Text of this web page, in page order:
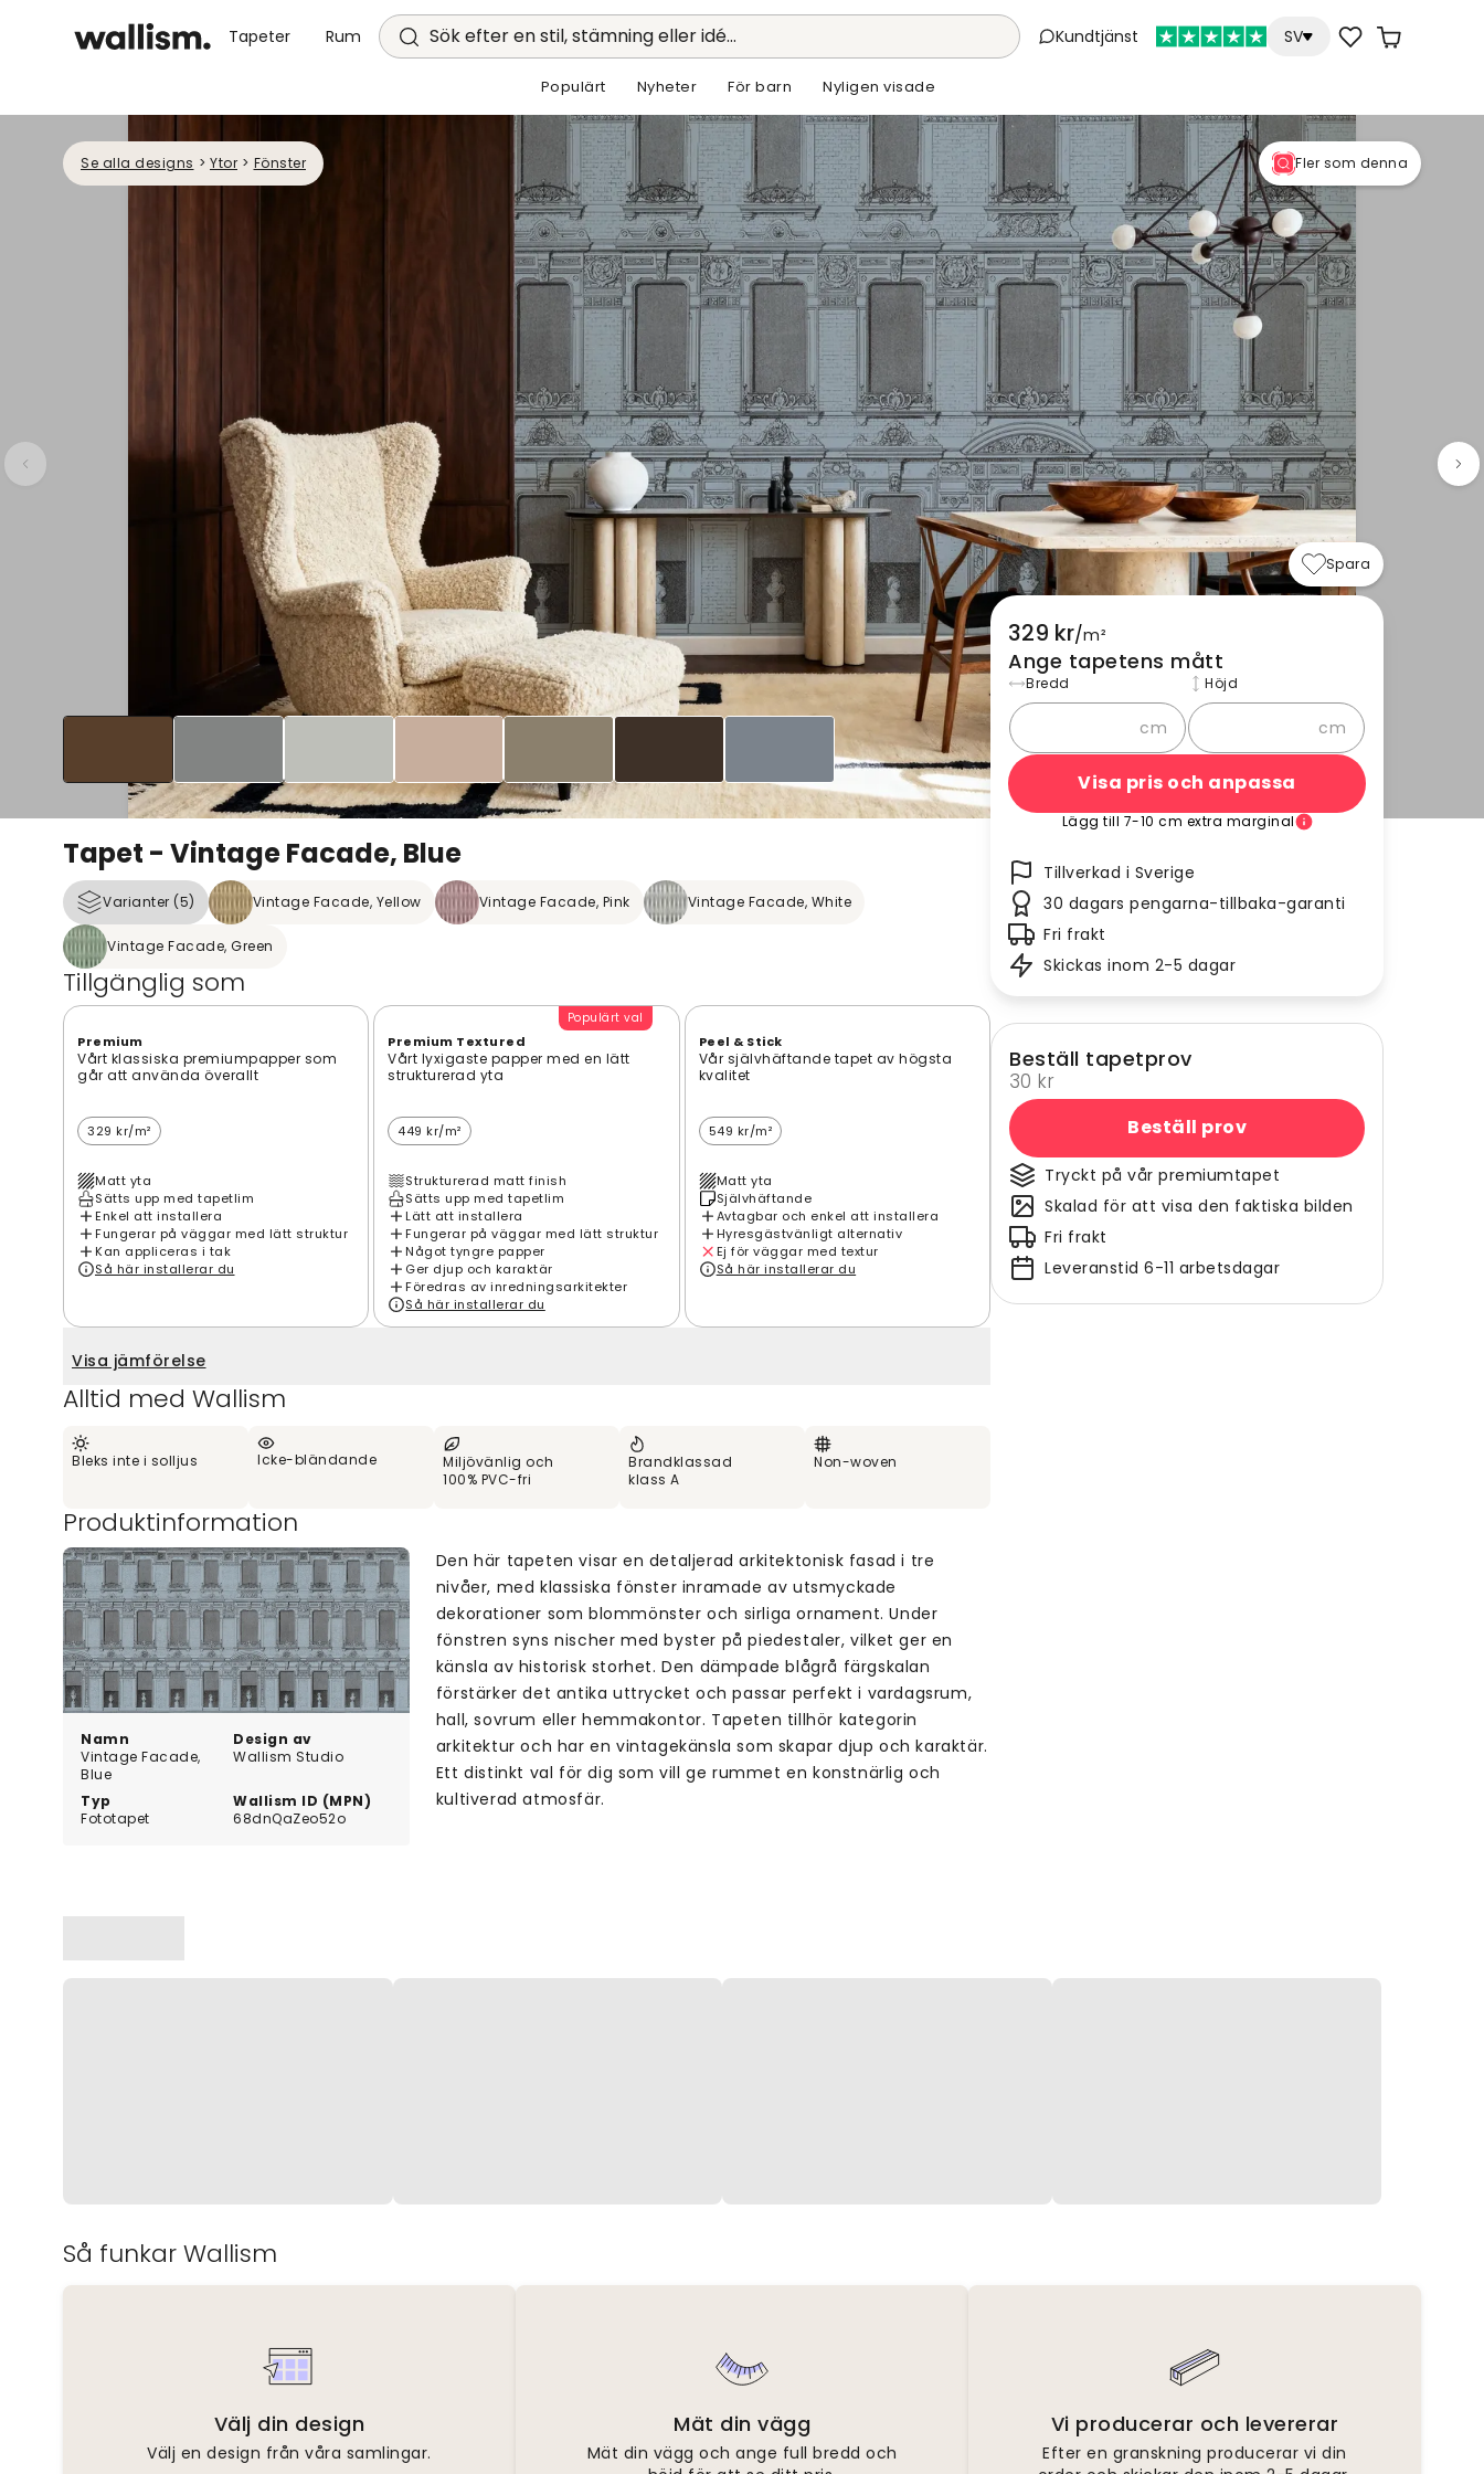
Tapeter Rum Sök efter en stil, stämning eller idé... Kundtjänst SV
Populärt Nyheter För barn Nyligen visade
Se alla designs > Ytor > Fönster Fler som denna
Tapet - Vintage Facade, Blue
Varianter (5) Vintage Facade, Yellow Vintage Facade, Pink Vintage Facade, White
Vintage Facade, Green
Tillgänglig som
Premium
Vårt klassiska premiumpapper som
går att använda överallt
329 kr/m²
Matt yta
Sätts upp med tapetlim
Enkel att installera
Fungerar på väggar med lätt struktur
Kan appliceras i tak
Så här installerar du
Populärt val
Premium Textured
Vårt lyxigaste papper med en lätt
strukturerad yta
449 kr/m²
Strukturerad matt finish
Sätts upp med tapetlim
Lätt att installera
Fungerar på väggar med lätt struktur
Något tyngre papper
Ger djup och karaktär
Föredras av inredningsarkitekter
Så här installerar du
Peel & Stick
Vår självhäftande tapet av högsta
kvalitet
549 kr/m²
Matt yta
Självhäftande
Avtagbar och enkel att installera
Hyresgästvänligt alternativ
Ej för väggar med textur
Så här installerar du
Visa jämförelse
Alltid med Wallism
Bleks inte i solljus Icke-bländande
Miljövänlig och
100% PVC-fri
Brandklassad
klass A
Non-woven
Produktinformation
Namn
Vintage Facade,
Blue
Design av
Wallism Studio
Typ
Fototapet
Wallism ID (MPN)
68dnQaZeo52o
Den här tapeten visar en detaljerad arkitektonisk fasad i tre
nivåer, med klassiska fönster inramade av utsmyckade
dekorationer som blommönster och sirliga ornament. Under
fönstren syns nischer med byster på piedestaler, vilket ger en
känsla av historisk storhet. Den dämpade blågrå färgskalan
förstärker det antika uttrycket och passar perfekt i vardagsrum,
hall, sovrum eller hemmakontor. Tapeten tillhör kategorin
arkitektur och har en vintagekänsla som skapar djup och karaktär.
Ett distinkt val för dig som vill ge rummet en konstnärlig och
kultiverad atmosfär.
Spara
329 kr/m²
Ange tapetens mått
Bredd
cm
Höjd
cm
Visa pris och anpassa
Lägg till 7-10 cm extra marginal
Tillverkad i Sverige
30 dagars pengarna-tillbaka-garanti
Fri frakt
Skickas inom 2-5 dagar
Beställ tapetprov
30 kr
Beställ prov
Tryckt på vår premiumtapet
Skalad för att visa den faktiska bilden
Fri frakt
Leveranstid 6-11 arbetsdagar
Så funkar Wallism
Välj din design
Välj en design från våra samlingar.
Mät din vägg
Mät din vägg och ange full bredd och
Vi producerar och levererar
Efter en granskning producerar vi din